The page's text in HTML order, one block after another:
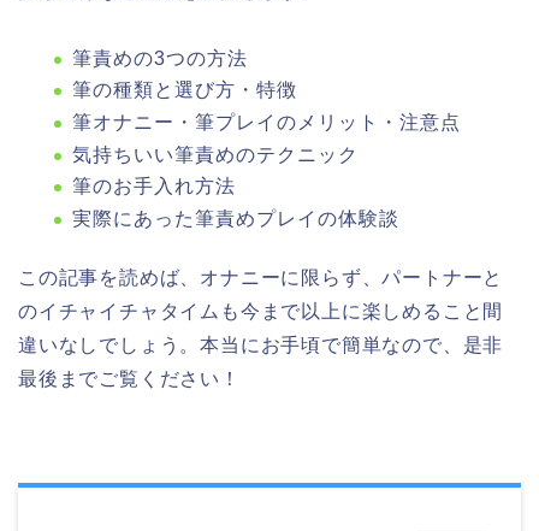
筆責めの3つの方法
筆の種類と選び方・特徴
筆オナニー・筆プレイのメリット・注意点
気持ちいい筆責めのテクニック
筆のお手入れ方法
実際にあった筆責めプレイの体験談
この記事を読めば、オナニーに限らず、パートナーと
のイチャイチャタイムも今まで以上に楽しめること間
違いなしでしょう。本当にお手頃で簡単なので、是非
最後までご覧ください！